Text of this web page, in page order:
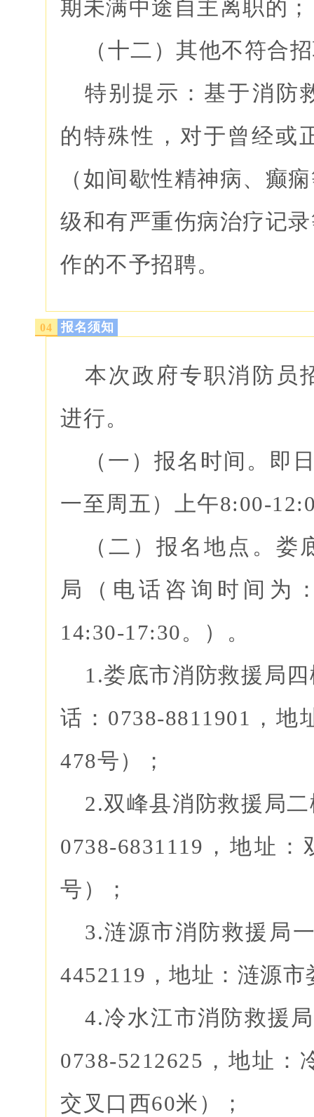
期未满中途自主离职的；
（十二）其他不符合
特别提示：基于消防
的特殊性，对于曾经或
（如间歇性精神病、癫
级和有严重伤病治疗记
作的不予招聘。
04 报名须知
本次政府专职消防员
进行。
（一）报名时间。即
一至周五）上午8:00-
（二）报名地点。
局（电话咨询时间为
14:30-17:30。）。
1.娄底市消防救援局
话：0738-8811901，
478号）；
2.双峰县消防救援局
0738-6831119，地址
号）；
3.涟源市消防救援局
4452119，地址：涟源
4.冷水江市消防救援
0738-5212625，地址
交叉口西60米）；